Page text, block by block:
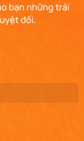
bạn những trải
đối.